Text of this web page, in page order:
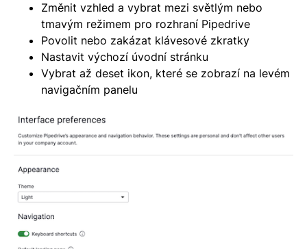
Změnit vzhled a vybrat mezi světlým nebo
tmavým režimem pro rozhraní Pipedrive
Povolit nebo zakázat klávesové zkratky
Nastavit výchozí úvodní stránku
Vybrat až deset ikon, které se zobrazí na levém
navigačním panelu